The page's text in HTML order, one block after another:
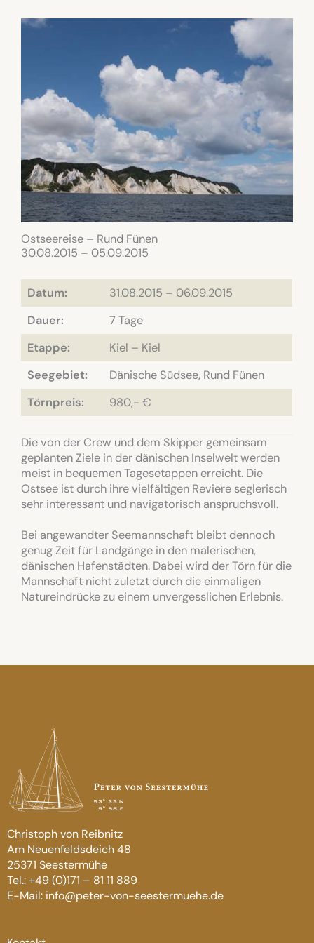
Ostseereise – Rund Fünen
30.08.2015 – 05.09.2015
Datum:
31.08.2015 – 06.09.2015
Dauer:
7 Tage
Etappe:
Kiel – Kiel
Seegebiet:
Dänische Südsee, Rund Fünen
Törnpreis:
980,- €
Die von der Crew und dem Skipper gemeinsam
geplanten Ziele in der dänischen Inselwelt werden
meist in bequemen Tagesetappen erreicht. Die
Ostsee ist durch ihre vielfältigen Reviere seglerisch
sehr interessant und navigatorisch anspruchsvoll.
Bei angewandter Seemannschaft bleibt dennoch
genug Zeit für Landgänge in den malerischen,
dänischen Hafenstädten. Dabei wird der Törn für die
Mannschaft nicht zuletzt durch die einmaligen
Natureindrücke zu einem unvergesslichen Erlebnis.
Christoph von Reibnitz
Am Neuenfeldsdeich 48
25371 Seestermühe
Tel.: +49 (0)171 – 81 11 889
E-Mail: info@peter-von-seestermuehe.de